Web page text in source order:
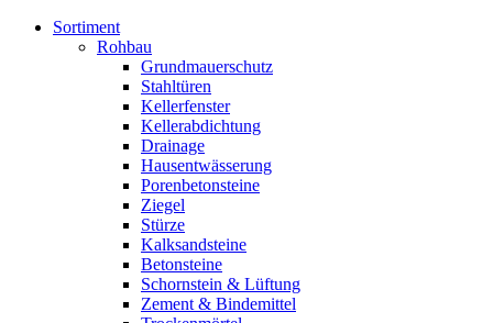
Sortiment
Rohbau
Grundmauerschutz
Stahltüren
Kellerfenster
Kellerabdichtung
Drainage
Hausentwässerung
Porenbetonsteine
Ziegel
Stürze
Kalksandsteine
Betonsteine
Schornstein & Lüftung
Zement & Bindemittel